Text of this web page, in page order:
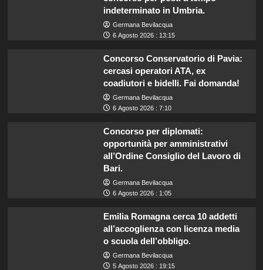
indeterminato in Umbria.
Germana Bevilacqua
6 Agosto 2026 : 13:15
Concorso Conservatorio di Pavia:
cercasi operatori ATA, ex
coadiutori e bidelli. Fai domanda!
Germana Bevilacqua
6 Agosto 2026 : 7:10
Concorso per diplomati:
opportunità per amministrativi
all’Ordine Consiglio del Lavoro di
Bari.
Germana Bevilacqua
6 Agosto 2026 : 1:05
Emilia Romagna cerca 10 addetti
all’accoglienza con licenza media
o scuola dell’obbligo.
Germana Bevilacqua
5 Agosto 2026 : 19:15